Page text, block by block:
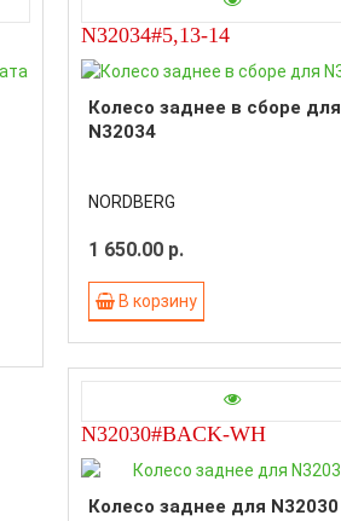
N32034#5,13-14
Колесо заднее в сборе для
N32034
NORDBERG
1 650.00 р.
В корзину
N32030#BACK-WH
Колесо заднее для N32030